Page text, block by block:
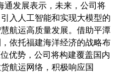
通发展表示，未来，公司将
入人工智能和实现大模型的
航运高质量发展。借助平潭
依托福建海洋经济的战略布
优势，公司将构建覆盖国内
航运网络，积极响应国